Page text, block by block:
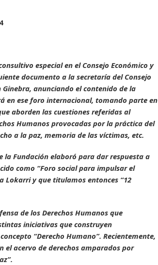
especial en el Consejo Económico y
documento a la secretaría del Consejo
Ginebra, anunciando el contenido de la
en ese foro internacional, tomando parte en
aborden las cuestiones referidas al
Humanos provocadas por la práctica del
a la paz, memoria de las víctimas, etc.
la Fundación elaboró para dar respuesta a
como “Foro social para impulsar el
Lokarri y que titulamos entonces “12
de los Derechos Humanos que
iniciativas que construyen
“Derecho Humano”. Recientemente,
el acervo de derechos amparados por